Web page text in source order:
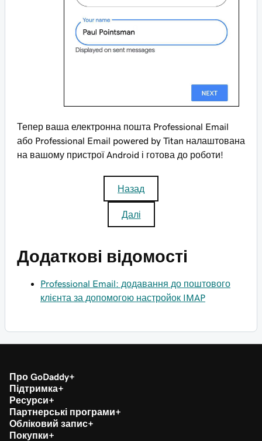
Тепер ваша електронна пошта Professional Email
або Professional Email powered by Titan налаштована
на вашому пристрої Android і готова до роботи!
Назад
Далі
Додаткові відомості
Professional Email: додавання до поштового
клієнта за допомогою настройок IMAP
Про GoDaddy
Підтримка
Ресурси
Партнерські програми
Обліковий запис
Покупки